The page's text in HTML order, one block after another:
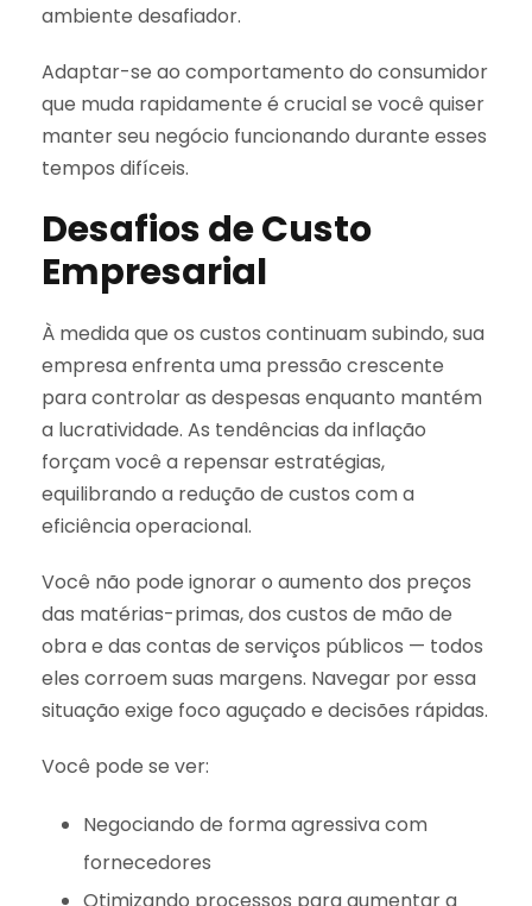
ambiente desafiador.
Adaptar-se ao comportamento do consumidor
que muda rapidamente é crucial se você quiser
manter seu negócio funcionando durante esses
tempos difíceis.
Desafios de Custo
Empresarial
À medida que os custos continuam subindo, sua
empresa enfrenta uma pressão crescente
para controlar as despesas enquanto mantém
a lucratividade. As tendências da inflação
forçam você a repensar estratégias,
equilibrando a redução de custos com a
eficiência operacional.
Você não pode ignorar o aumento dos preços
das matérias-primas, dos custos de mão de
obra e das contas de serviços públicos — todos
eles corroem suas margens. Navegar por essa
situação exige foco aguçado e decisões rápidas.
Você pode se ver:
Negociando de forma agressiva com
fornecedores